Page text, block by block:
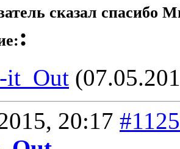
сказал cпасибо
:
it_Out
20:17 #1125